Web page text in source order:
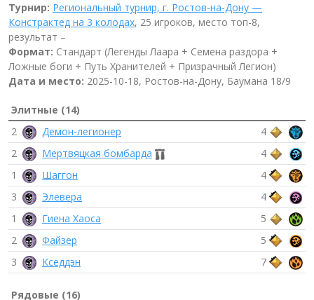
Турнир: Региональный турнир, г. Ростов-на-Дону —
Констрактед на 3 колодах, 25 игроков, место топ-8,
результат –
Формат: Стандарт (Легенды Лаара + Семена раздора +
Ложные боги + Путь Хранителей + Призрачный Легион)
Дата и место: 2025-10-18, Ростов-на-Дону, Баумана 18/9
Элитные (14)
2
Демон-легионер
4
2
Мертвяцкая бомбарда
4
1
Шаггон
4
3
Элевера
4
1
Гиена Хаоса
5
2
Файзер
5
3
Кседдэн 7
Рядовые (16)